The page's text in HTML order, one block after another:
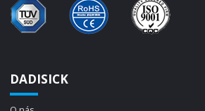
DADISICK